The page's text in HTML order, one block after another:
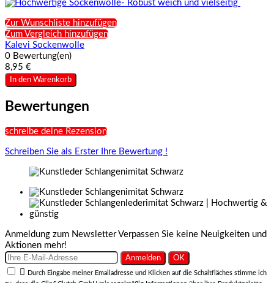
Zur Wunschliste hinzufügen
Zum Vergleich hinzufügen
Kalevi Sockenwolle
0 Bewertung(en)
8,95 €
In den Warenkorb
Bewertungen
schreibe deine Rezension
Schreiben Sie als Erster Ihre Bewertung !
Anmeldung zum Newsletter Verpassen Sie keine Neuigkeiten und
Aktionen mehr!

Durch Eingabe meiner Emailadresse und Klicken auf die Schaltfläches stimme ich